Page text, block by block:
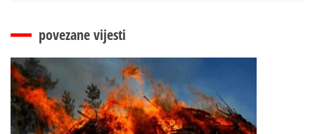
povezane vijesti